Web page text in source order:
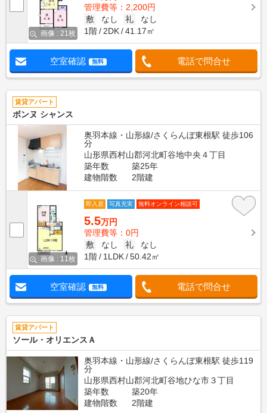
画像 : 21枚
管理費等：2,200円
敷
なし 礼
なし
1階
2DK 41.17㎡
空室確認 無料 電話で問合せ
賃貸アパート
ボンヌ シャンス
奥羽本線・山形線/さくらんぼ東根駅 徒歩106
分
山形県西村山郡河北町谷地中央４丁目
築年数
築25年
建物階数
2階建
画像 : 11枚
即入居 写真充実 無料オンライン相談可
5.5万円
管理費等：0円
敷
なし 礼
なし
1階
1LDK 50.42㎡
空室確認 無料 電話で問合せ
賃貸アパート
ソール・オリエンスＡ
奥羽本線・山形線/さくらんぼ東根駅 徒歩119
分
山形県西村山郡河北町谷地ひな市３丁目
築年数
築20年
建物階数
2階建